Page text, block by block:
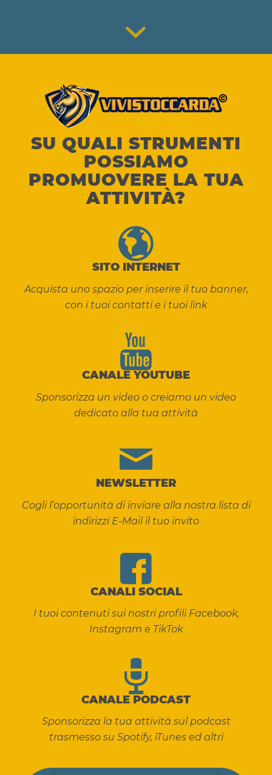
SU QUALI STRUMENTI
POSSIAMO
PROMUOVERE LA TUA
ATTIVITÀ?
SITO INTERNET
Acquista uno spazio per inserire il tuo banner,
con i tuoi contatti e i tuoi link
CANALE YOUTUBE
Sponsorizza un video o creiamo un video
dedicato alla tua attività
NEWSLETTER
Cogli l’opportunità di inviare alla nostra lista di
indirizzi E-Mail il tuo invito
CANALI SOCIAL
I tuoi contenuti sui nostri profili Facebook,
Instagram e TikTok
CANALE PODCAST
Sponsorizza la tua attività sul podcast
trasmesso su Spotify, iTunes ed altri